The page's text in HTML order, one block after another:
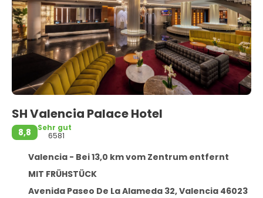
SH Valencia Palace Hotel
8,8
Sehr gut
6581
Valencia - Bei 13,0 km vom Zentrum entfernt
MIT FRÜHSTÜCK
Avenida Paseo De La Alameda 32, Valencia 46023